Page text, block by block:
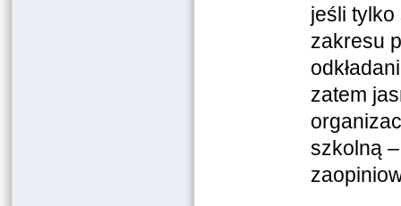
jeśli tylko
zakresu
zatem
szkolną